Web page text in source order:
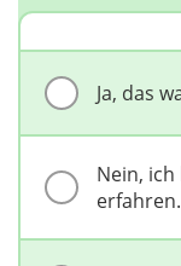
Ja, das
Nein,
erfahren.